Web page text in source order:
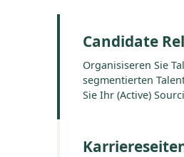
Candidate
Organisiseren Sie
segmentierten
Sie Ihr (Active)